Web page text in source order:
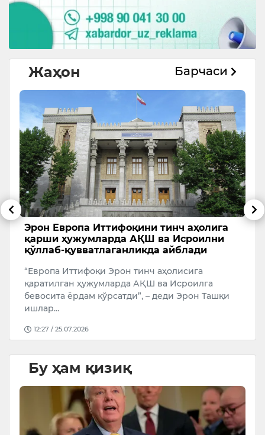
Жаҳон Барчаси
Эрон Европа Иттифоқини тинч аҳолига
қарши ҳужумларда АҚШ ва Исроилни
қўллаб-қувватлаганликда айблади
“Европа Иттифоқи Эрон тинч аҳолисига
қаратилган ҳужумларда АҚШ ва Исроилга
бевосита ёрдам кўрсатди”, – деди Эрон Ташқи
ишлар…
12:27 / 25.07.2026
Бу ҳам қизиқ